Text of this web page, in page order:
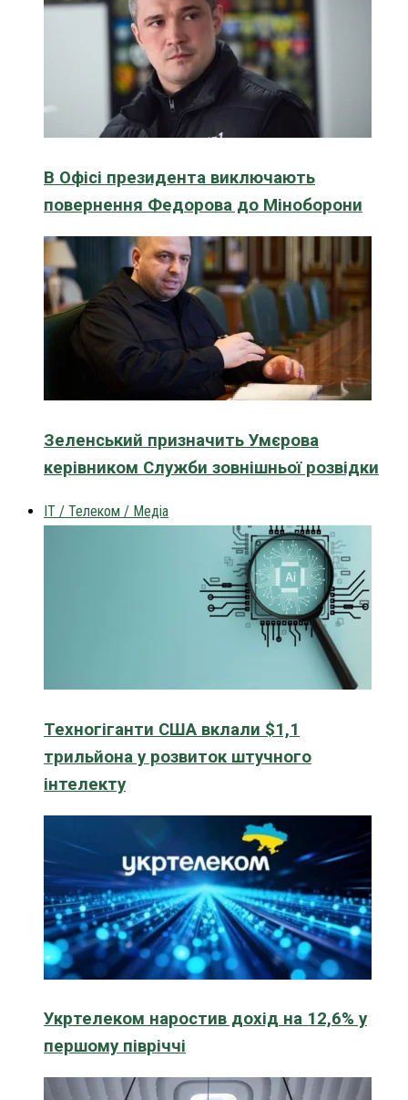
В Офісі президента виключають
повернення Федорова до Міноборони
Зеленський призначить Умєрова
керівником Служби зовнішньої розвідки
IT / Телеком / Медіа
Техногіганти США вклали $1,1
трильйона у розвиток штучного
інтелекту
Укртелеком наростив дохід на 12,6% у
першому півріччі